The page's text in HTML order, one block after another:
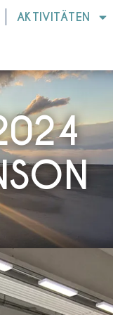
AKTIVITÄTEN